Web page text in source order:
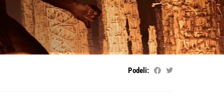
Podeli: